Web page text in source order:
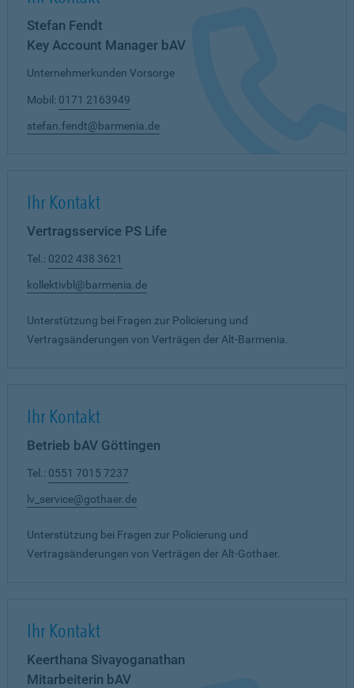
Stefan Fendt
Key Account Manager bAV
Unternehmerkunden Vorsorge
Mobil: 0171 2163949
stefan.fendt@barmenia.de
Ihr Kontakt
Vertragsservice PS Life
Tel.: 0202 438 3621
kollektivbl@barmenia.de
Unterstützung bei Fragen zur Policierung und
Vertragsänderungen von Verträgen der Alt-Barmenia.
Ihr Kontakt
Betrieb bAV Göttingen
Tel.: 0551 7015 7237
lv_service@gothaer.de
Unterstützung bei Fragen zur Policierung und
Vertragsänderungen von Verträgen der Alt-Gothaer.
Ihr Kontakt
Keerthana Sivayoganathan
Mitarbeiterin bAV